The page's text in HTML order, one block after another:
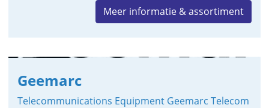
Meer informatie & assortiment
Geemarc
Telecommunications Equipment Geemarc Telecom